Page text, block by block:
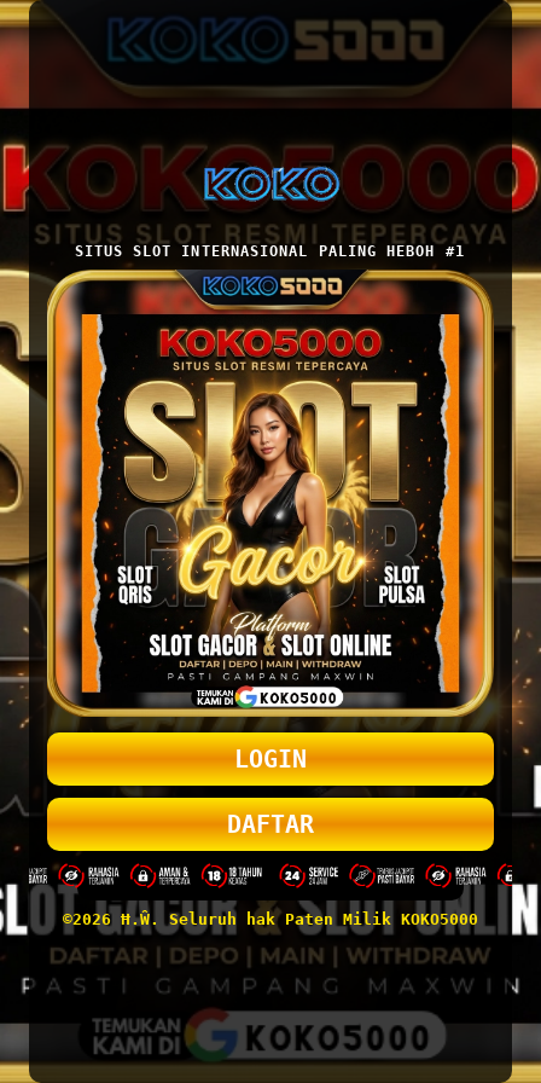
SITUS SLOT INTERNASIONAL PALING HEBOH #1
LOGIN
DAFTAR
©2026 Ħ.Ŵ. Seluruh hak Paten Milik KOKO5000